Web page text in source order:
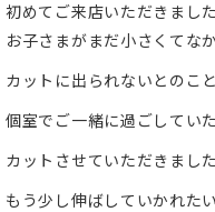
初めてご来店いただきました
お子さまがまだ小さくてな
カットに出られないとのこ
個室でご一緒に過ごしてい
カットさせていただきまし
もう少し伸ばしていかれた